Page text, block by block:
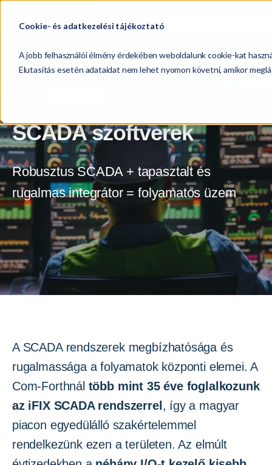
Cookie- és adatkezelési tájékoztató
A jobb felhasználói élmény érdekében weboldalunk cookie-kat
Elutasítás esetén adataidat nem lehet nyomon követni, amikor
SCADA szoftverek
Robusztus SCADA + tapasztalt és
rugalmas integrátor = folyamatos üzem
A SCADA rendszerek megbízhatósága és
rugalmassága a folyamatok központi elemei. A
Com-Forthnál több mint 35 éve foglalkozunk
az iFIX SCADA rendszerrel , így a magyar
piacon egyedülálló szakértelemmel
rendelkezünk ezen a területen. Az elmúlt